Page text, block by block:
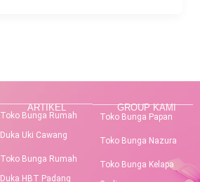
ARTIKEL
Toko Bunga Rumah
Duka Uki Cawang
Toko Bunga Rumah
Duka HBT Padang
GROUP KAMI
Toko Bunga Papan
Toko Bunga Nazura
Toko Bunga Kelapa